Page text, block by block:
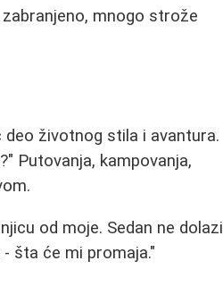
mnogo strože
životnog stila i avantura.
Putovanja, kampovanja,
od moje. Sedan ne dolazi
šta će mi promaja."